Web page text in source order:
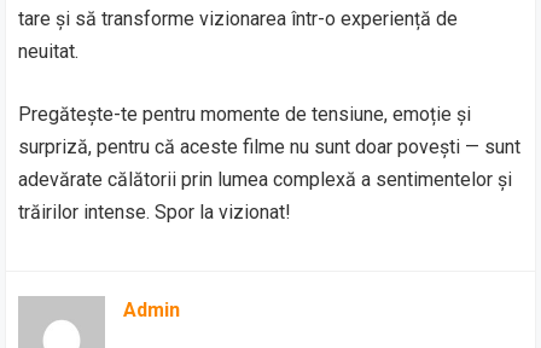
tare și să transforme vizionarea într-o experiență de
neuitat.
Pregătește-te pentru momente de tensiune, emoție și
surpriză, pentru că aceste filme nu sunt doar povești — sunt
adevărate călătorii prin lumea complexă a sentimentelor și
trăirilor intense. Spor la vizionat!
Admin